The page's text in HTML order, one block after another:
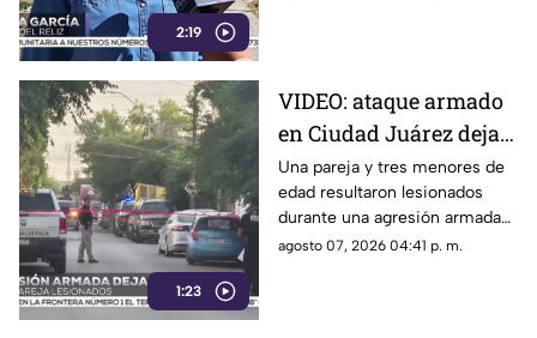
2:19
1:23
VIDEO: ataque armado
en Ciudad Juárez deja
cinco personas
heridas, entre ellos tres
menores
Una pareja y tres menores de
edad resultaron lesionados
durante una agresión armada
registrada en el
agosto 07, 2026 04:41 p. m.